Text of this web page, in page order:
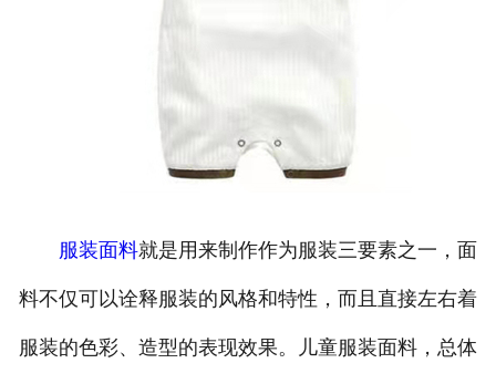
联系方式
服装面料就是用来制作作为服装三要素之一，面
料不仅可以诠释服装的风格和特性，而且直接左右着
服装的色彩、造型的表现效果。儿童服装面料，总体